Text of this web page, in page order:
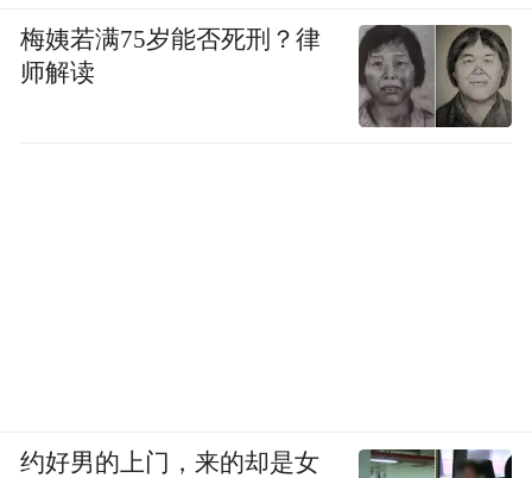
梅姨若满75岁能否死刑？律
师解读
约好男的上门，来的却是女